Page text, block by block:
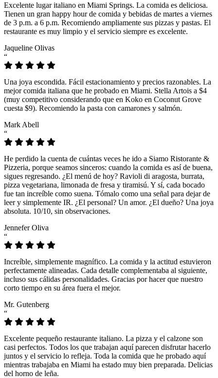
Excelente lugar italiano en Miami Springs. La comida es deliciosa.
Tienen un gran happy hour de comida y bebidas de martes a viernes
de 3 p.m. a 6 p.m. Recomiendo ampliamente sus pizzas y pastas. El
restaurante es muy limpio y el servicio siempre es excelente.
Jaqueline Olivas
“
Una joya escondida. Fácil estacionamiento y precios razonables. La
mejor comida italiana que he probado en Miami. Stella Artois a $4
(muy competitivo considerando que en Koko en Coconut Grove
cuesta $9). Recomiendo la pasta con camarones y salmón.
Mark Abell
“
He perdido la cuenta de cuántas veces he ido a Siamo Ristorante &
Pizzeria, porque seamos sinceros: cuando la comida es así de buena,
sigues regresando. ¿El menú de hoy? Ravioli di aragosta, burrata,
pizza vegetariana, limonada de fresa y tiramisú. Y sí, cada bocado
fue tan increíble como suena. Tómalo como una señal para dejar de
leer y simplemente IR. ¿El personal? Un amor. ¿El dueño? Una joya
absoluta. 10/10, sin observaciones.
Jennefer Oliva
“
Increíble, simplemente magnífico. La comida y la actitud estuvieron
perfectamente alineadas. Cada detalle complementaba al siguiente,
incluso sus cálidas personalidades. Gracias por hacer que nuestro
corto tiempo en su área fuera el mejor.
Mr. Gutenberg
“
Excelente pequeño restaurante italiano. La pizza y el calzone son
casi perfectos. Todos los que trabajan aquí parecen disfrutar hacerlo
juntos y el servicio lo refleja. Toda la comida que he probado aquí
mientras trabajaba en Miami ha estado muy bien preparada. Delicias
del horno de leña.